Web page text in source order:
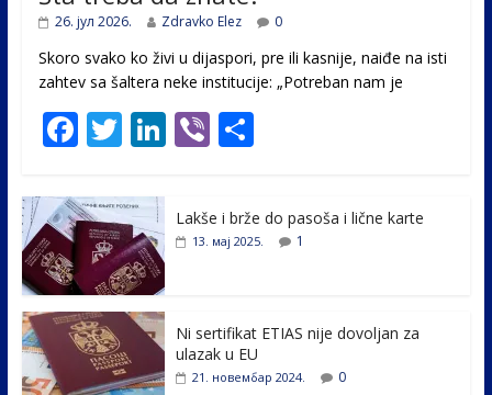
26. јул 2026. Zdravko Elez 0
Skoro svako ko živi u dijaspori, pre ili kasnije, naiđe na isti
zahtev sa šaltera neke institucije: „Potreban nam je
F
e
b
o
o
k
T
itt
er
Li
e
Vi
er
S
ar
e
Lakše i brže do pasoša i lične karte
13. мај 2025. 1
Ni sertifikat ETIAS nije dovoljan za
ulazak u EU
21. новембар 2024. 0